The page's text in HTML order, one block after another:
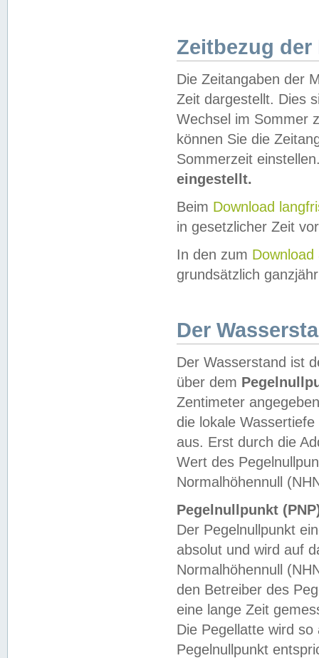
Zeitbezug der
Die Zeitangaben der
Zeit dargestellt. Dies
Wechsel im Sommer
können Sie die
Sommerzeit
eingestellt.
Beim Download
in gesetzlicher Zeit
In den zum Download
grundsätzlich
Der
Der Wasserstand ist
über dem
Zentimeter
die lokale
aus. Erst durch die
Wert des
Normalhöhennull
Pegelnullpunkt
Der Pegelnullpunkt
absolut und wird auf
Normalhöhennull
den Betreiber des
eine lange Zeit
Die Pegellatte wird
Pegelnullpunkt